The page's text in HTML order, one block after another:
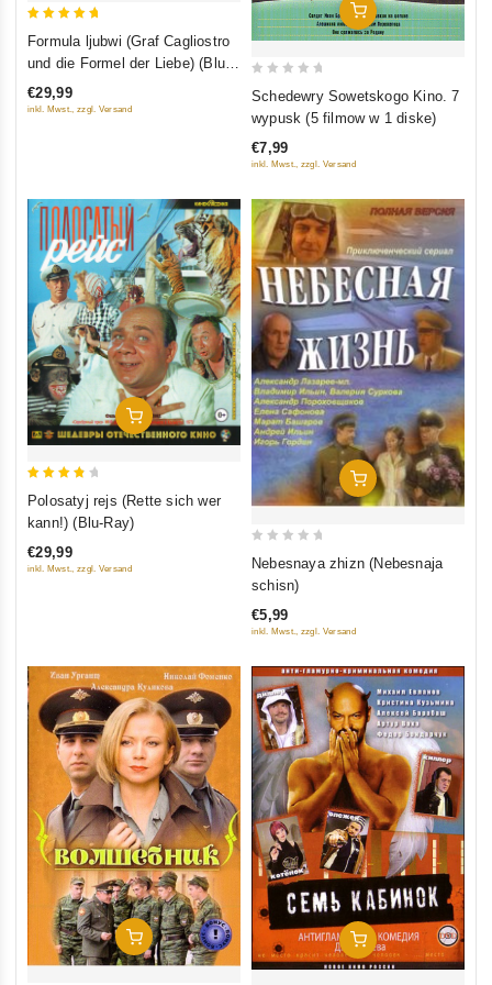
out of 5
Formula ljubwi (Graf Cagliostro
und die Formel der Liebe) (Blu-
Ray)
€29,99
inkl. Mwst., zzgl. Versand
In Den Warenkorb
5
Schedewry Sowetskogo Kino. 7
wypusk (5 filmow w 1 diske)
€7,99
inkl. Mwst., zzgl. Versand
In Den Warenkorb
Polosatyj rejs (Rette sich wer
kann!) (Blu-Ray)
€29,99
inkl. Mwst., zzgl. Versand
In Den Warenkorb
5
Nebesnaya zhizn (Nebesnaja
schisn)
€5,99
inkl. Mwst., zzgl. Versand
In Den Warenkorb In Den Warenkorb